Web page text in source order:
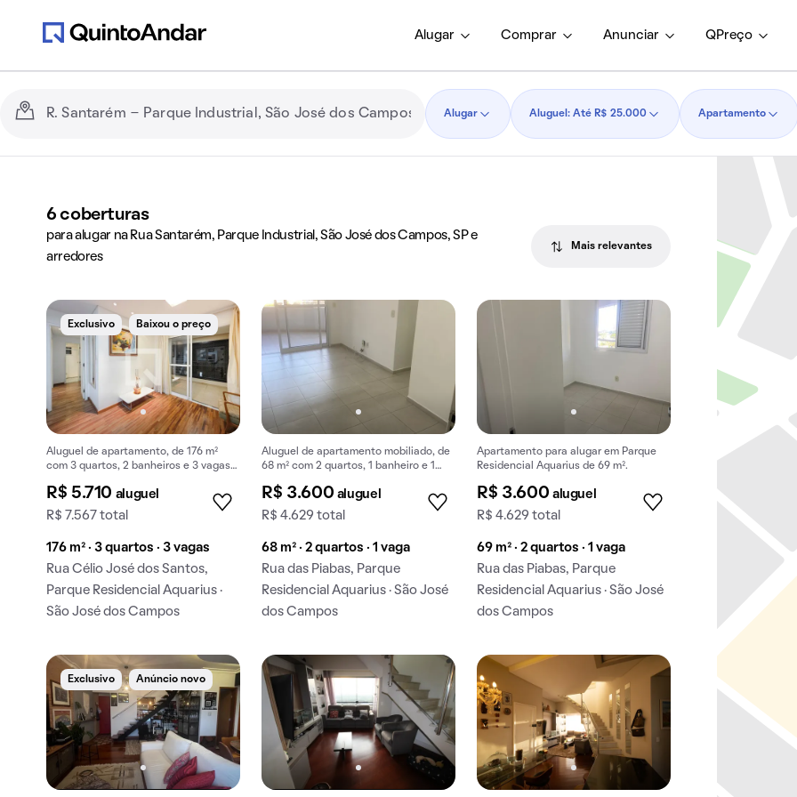
Alugar Comprar Anunciar QPreço
Alugar Aluguel: Até R$ 25.000 Apartamento
6coberturas
para alugar na Rua Santarém, Parque Industrial, São José dos Campos, SP e
arredores
Mais relevantes
Exclusivo Baixou o preço
Aluguel de apartamento, de 176 m²
com 3 quartos, 2 banheiros e 3 vagas
Aquarius.
R$ 5.710 aluguel
R$ 7.567 total
176 m² · 3 quartos · 3 vagas
Rua Célio José dos Santos,
Parque Residencial Aquarius ·
São José dos Campos
Aluguel de apartamento mobiliado, de
68 m² com 2 quartos, 1 banheiro e 1
Residencial Aquarius.
R$ 3.600 aluguel
R$ 4.629 total
68 m² · 2 quartos · 1 vaga
Rua das Piabas, Parque
Residencial Aquarius · São José
dos Campos
Apartamento para alugar em Parque
Residencial Aquarius de 69 m².
R$ 3.600 aluguel
R$ 4.629 total
69 m² · 2 quartos · 1 vaga
Rua das Piabas, Parque
Residencial Aquarius · São José
dos Campos
Exclusivo Anúncio novo